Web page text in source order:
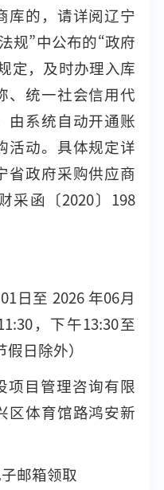
库的，请详阅辽宁
规”中公布的“政府
定，及时办理入库
、统一社会信用代
由系统自动开通账
活动。具体规定详
省政府采购供应商
采函〔2020〕198
日至 2026 年06月
，下午13:30至
假日除外）
项目管理咨询有限
区体育馆路鸿安新
邮箱领取